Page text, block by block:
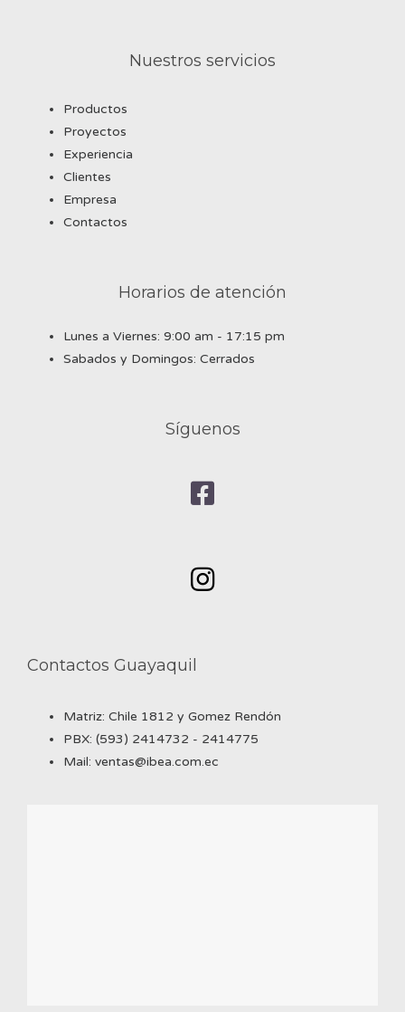
Nuestros servicios
Productos
Proyectos
Experiencia
Clientes
Empresa
Contactos
Horarios de atención
Lunes a Viernes: 9:00 am - 17:15 pm
Sabados y Domingos: Cerrados
Síguenos
Contactos Guayaquil
Matriz: Chile 1812 y Gomez Rendón
PBX: (593) 2414732 - 2414775
Mail: ventas@ibea.com.ec